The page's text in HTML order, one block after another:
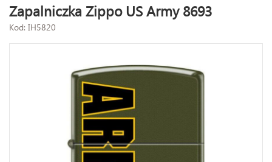
Zapalniczka Zippo US Army 8693
Kod: IH5820